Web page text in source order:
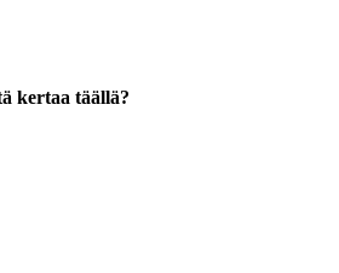
kertaa täällä?